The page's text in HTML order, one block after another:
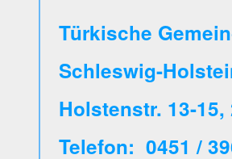
Türkische
Schleswig-
Holstenstr. 13-
Telefon: 0451 /